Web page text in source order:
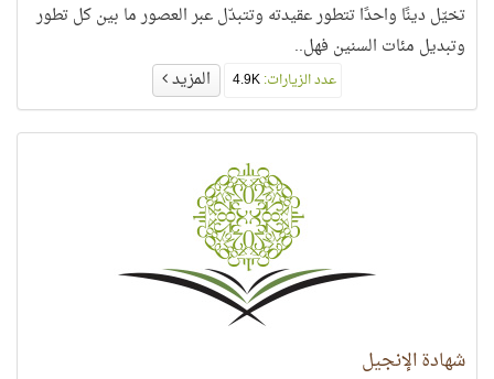
تخيّل دينًا واحدًا تتطور عقيدته وتتبدّل عبر العصور ما بين كل تطور
وتبديل مئات السنين فهل..
عدد الزيارات: المزيد
شهادة الإنجيل